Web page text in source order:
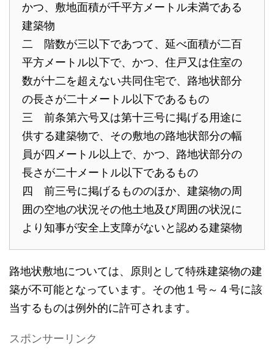
かつ、敷地面積が千平方メートル未満である
建築物
二 階数が三以下であつて、延べ面積が二百
平方メートル以下で、かつ、住戸又は住室の
数が十二を超えない共同住宅で、路地状部分
の長さが二十メートル以下であるもの
三 前条第六号又は第十三号に掲げる用途に
供する建築物で、その敷地の路地状部分の幅
員が四メートル以上で、かつ、路地状部分の
長さが二十メートル以下であるもの
四 前三号に掲げるもののほか、建築物の周
囲の空地の状況その他土地及び周囲の状況に
より知事が安全上支障がないと認める建築物
路地状敷地については、原則として特殊建築物の建
築が不可能となっています。その他１号～４号に該
当するものは例外的に許可されます。
スポンサーリンク